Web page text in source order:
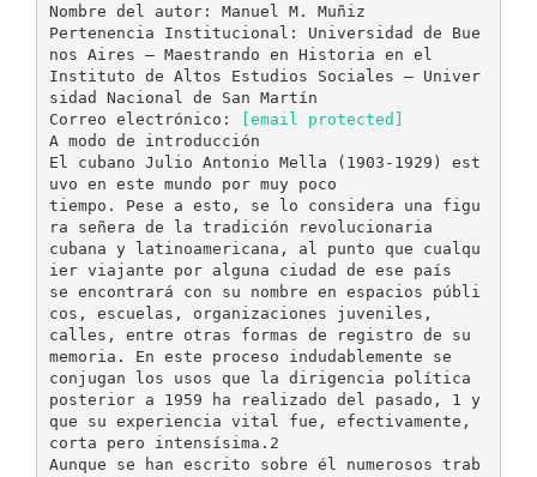
Nombre del autor: Manuel M. Muñiz
Pertenencia Institucional: Universidad de Bue
nos Aires – Maestrando en Historia en el
Instituto de Altos Estudios Sociales – Univer
sidad Nacional de San Martín
Correo electrónico:
[email protected]